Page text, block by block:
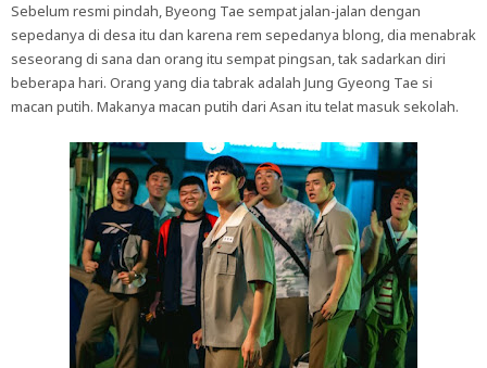
Sebelum resmi pindah, Byeong Tae sempat jalan-jalan dengan
sepedanya di desa itu dan karena rem sepedanya blong, dia menabrak
seseorang di sana dan orang itu sempat pingsan, tak sadarkan diri
beberapa hari. Orang yang dia tabrak adalah Jung Gyeong Tae si
macan putih. Makanya macan putih dari Asan itu telat masuk sekolah.